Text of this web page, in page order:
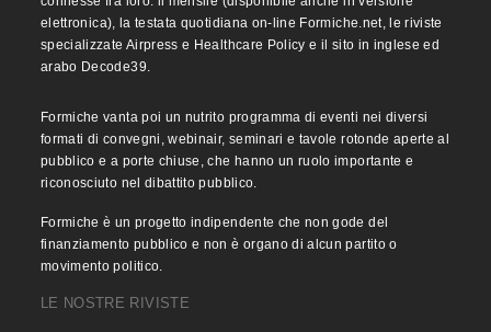
elettronica), la testata quotidiana on-line Formiche.net, le riviste
specializzate Airpress e Healthcare Policy e il sito in inglese ed
arabo Decode39.
Formiche vanta poi un nutrito programma di eventi nei diversi
formati di convegni, webinair, seminari e tavole rotonde aperte al
pubblico e a porte chiuse, che hanno un ruolo importante e
riconosciuto nel dibattito pubblico.
Formiche è un progetto indipendente che non gode del
finanziamento pubblico e non è organo di alcun partito o
movimento politico.
LE NOSTRE RIVISTE